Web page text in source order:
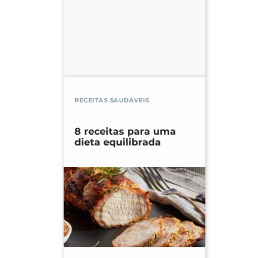
RECEITAS SAUDÁVEIS
8 receitas para uma
dieta equilibrada